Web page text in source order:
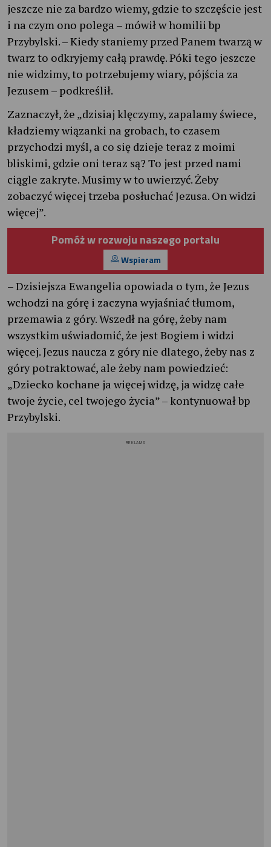
jeszcze nie za bardzo wiemy, gdzie to szczęście jest
i na czym ono polega – mówił w homilii bp
Przybylski. – Kiedy staniemy przed Panem twarzą w
twarz to odkryjemy całą prawdę. Póki tego jeszcze
nie widzimy, to potrzebujemy wiary, pójścia za
Jezusem – podkreślił.
Zaznaczył, że „dzisiaj klęczymy, zapalamy świece,
kładziemy wiązanki na grobach, to czasem
przychodzi myśl, a co się dzieje teraz z moimi
bliskimi, gdzie oni teraz są? To jest przed nami
ciągle zakryte. Musimy w to uwierzyć. Żeby
zobaczyć więcej trzeba posłuchać Jezusa. On widzi
więcej”.
Pomóż w rozwoju naszego portalu
Wspieram
– Dzisiejsza Ewangelia opowiada o tym, że Jezus
wchodzi na górę i zaczyna wyjaśniać tłumom,
przemawia z góry. Wszedł na górę, żeby nam
wszystkim uświadomić, że jest Bogiem i widzi
więcej. Jezus naucza z góry nie dlatego, żeby nas z
góry potraktować, ale żeby nam powiedzieć:
„Dziecko kochane ja więcej widzę, ja widzę całe
twoje życie, cel twojego życia” – kontynuował bp
Przybylski.
REKLAMA